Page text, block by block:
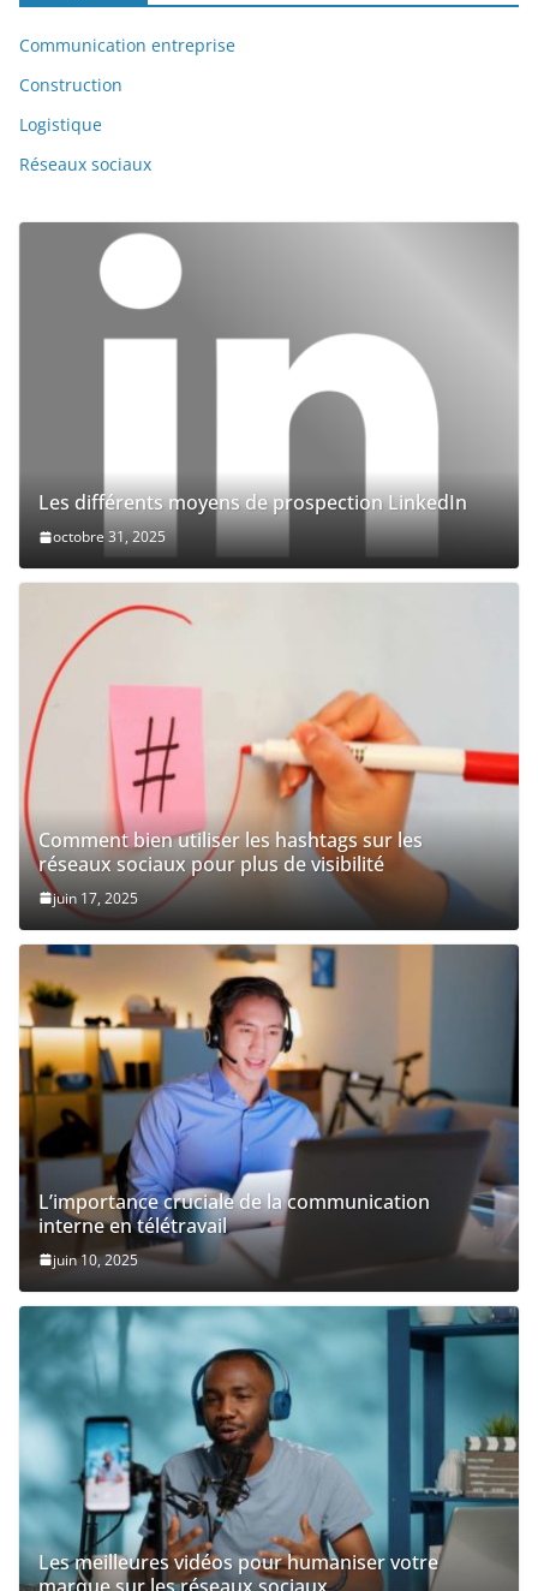
Communication entreprise
Construction
Logistique
Réseaux sociaux
Les différents moyens de prospection LinkedIn
octobre 31, 2025
Comment bien utiliser les hashtags sur les
réseaux sociaux pour plus de visibilité
juin 17, 2025
L’importance cruciale de la communication
interne en télétravail
juin 10, 2025
Les meilleures vidéos pour humaniser votre